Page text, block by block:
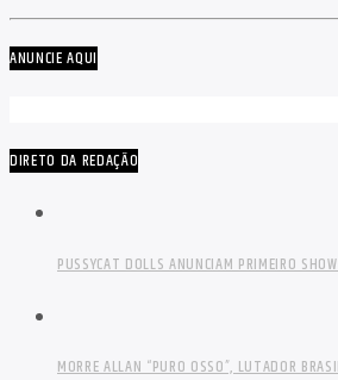
ANUNCIE AQUI
DIRETO DA REDAÇÃO
PUSSYCAT DOLLS ANUNCIAM PRIMEIRO
MORRE ALLAN “PURO OSSO”, LUTADOR